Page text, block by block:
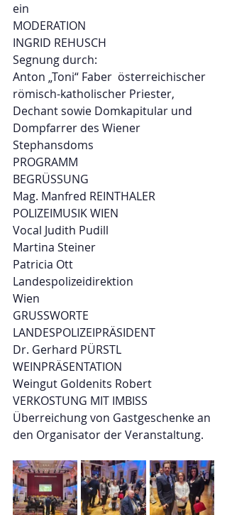
ein
MODERATION
INGRID REHUSCH
Segnung durch:
Anton „Toni“ Faber  österreichischer
römisch-katholischer Priester,
Dechant sowie Domkapitular und
Dompfarrer des Wiener
Stephansdoms
PROGRAMM
BEGRÜSSUNG
Mag. Manfred REINTHALER
POLIZEIMUSIK WIEN
Vocal Judith Pudill
Martina Steiner
Patricia Ott
Landespolizeidirektion
Wien
GRUSSWORTE
LANDESPOLIZEIPRÄSIDENT
Dr. Gerhard PÜRSTL
WEINPRÄSENTATION
Weingut Goldenits Robert
VERKOSTUNG MIT IMBISS
Überreichung von Gastgeschenke an
den Organisator der Veranstaltung.